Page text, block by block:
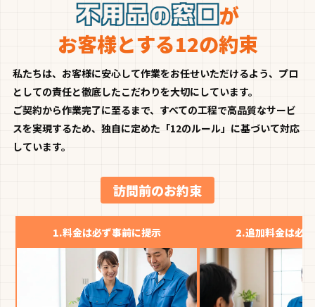
が
お客様とする12の約束
私たちは、お客様に安心して作業をお任せいただけるよう、プロ
としての責任と徹底したこだわりを大切にしています。
ご契約から作業完了に至るまで、すべての工程で高品質なサービ
スを実現するため、独自に定めた「12のルール」に基づいて対応
しています。
訪問前のお約束
1.料金は必ず事前に提示 2.追加料金は必